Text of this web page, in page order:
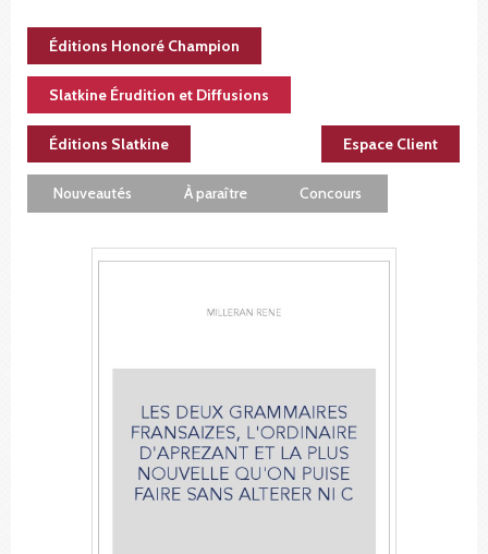
Éditions Honoré Champion
Slatkine Érudition et Diffusions
Éditions Slatkine Espace Client
Nouveautés À paraître Concours